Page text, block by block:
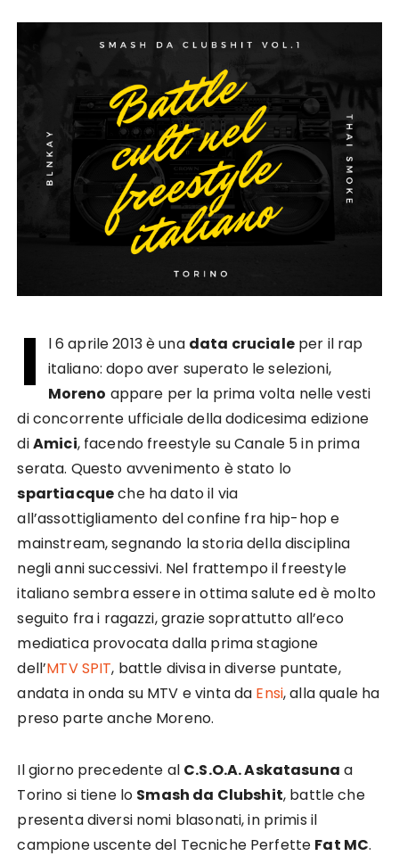
I l 6 aprile 2013 è una data crucialeper il rap
italiano: dopo aver superato le selezioni,
Moreno appare per la prima volta nelle vesti
di concorrente ufficiale della dodicesima edizione
diAmici, facendo freestyle su Canale 5 in prima
serata. Questo avvenimento è stato lo
spartiacqueche ha dato il via
all’assottigliamento del confine fra hip-hop e
mainstream, segnando la storia della disciplina
negli anni successivi. Nel frattempo il freestyle
italiano sembra essere in ottima salute ed è molto
seguito fra i ragazzi, grazie soprattutto all’eco
mediatica provocata dalla prima stagione
dell’MTV SPIT, battle divisa in diverse puntate,
andata in onda su MTV e vinta da Ensi, alla quale ha
preso parte anche Moreno.
Il giorno precedente al C.S.O.A. Askatasuna a
Torino si tiene lo Smash da Clubshit, battle che
presenta diversi nomi blasonati, in primis il
campione uscente del Tecniche Perfette Fat MC.